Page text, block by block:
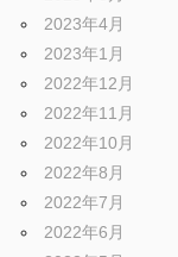
2023年4月
2023年1月
2022年12月
2022年11月
2022年10月
2022年8月
2022年7月
2022年6月